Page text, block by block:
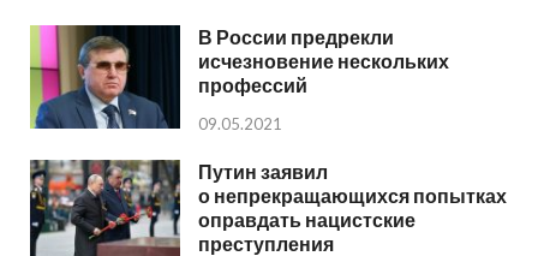
В России предрекли
исчезновение нескольких
профессий
09.05.2021
Путин заявил
о непрекращающихся попытках
оправдать нацистские
преступления